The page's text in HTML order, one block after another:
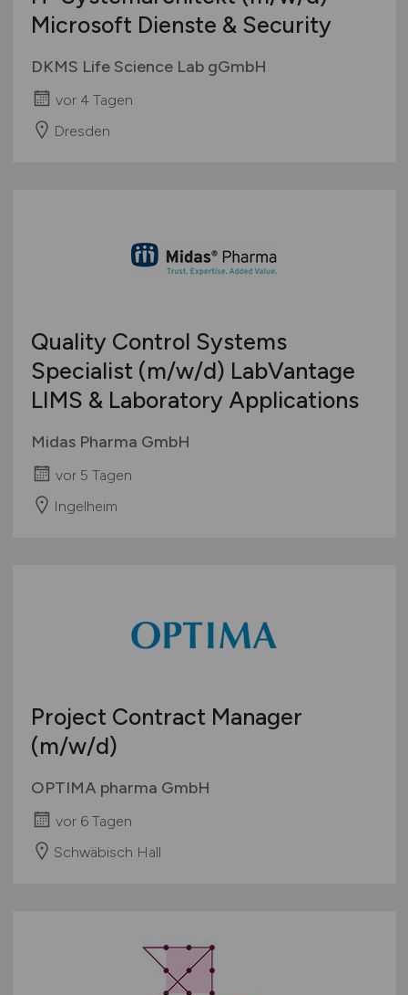
Microsoft Dienste & Security
DKMS Life Science Lab gGmbH
vor 4 Tagen
Dresden
Quality Control Systems
Specialist (m/w/d) LabVantage
LIMS & Laboratory Applications
Midas Pharma GmbH
vor 5 Tagen
Ingelheim
Project Contract Manager
(m/w/d)
OPTIMA pharma GmbH
vor 6 Tagen
Schwäbisch Hall